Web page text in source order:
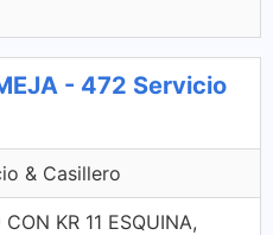
- 472 Servicio
& Casillero
KR 11 ESQUINA,